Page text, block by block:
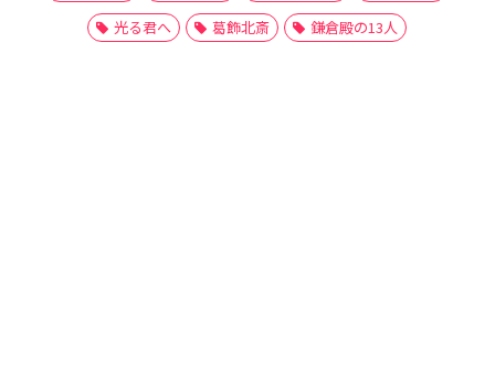
光る君へ
葛飾北斎 鎌倉殿の13人